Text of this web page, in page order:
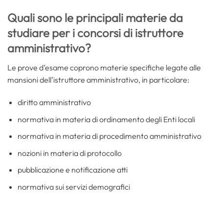
Quali sono le principali materie da
studiare per i concorsi di istruttore
amministrativo?
Le prove d’esame coprono materie specifiche legate alle
mansioni dell’istruttore amministrativo, in particolare:
diritto amministrativo
normativa in materia di ordinamento degli Enti locali
normativa in materia di procedimento amministrativo
nozioni in materia di protocollo
pubblicazione e notificazione atti
normativa sui servizi demografici